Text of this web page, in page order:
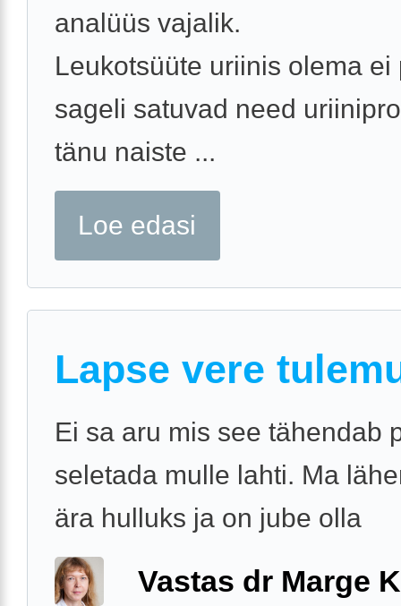
analüüs vajalik.
Leukotsüüte uriinis olema ei
sageli satuvad need
tänu naiste ...
Loe edasi
Lapse vere
Ei sa aru mis see tähendab
seletada mulle lahti. Ma
ära hulluks ja on jube olla
Vastas dr Marge